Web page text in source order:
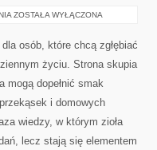
ZIOŁA
ZOSTAŁA WYŁĄCZONA
osób, które chcą zgłębiać
życiu. Strona skupia
mogą dopełnić smak
i domowych
wiedzy, w którym zioła
lecz stają się elementem